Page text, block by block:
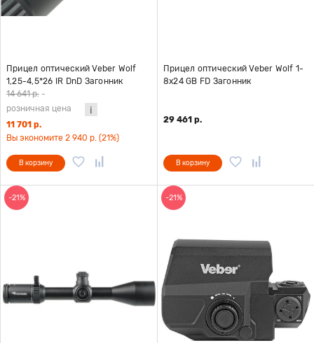
Прицел оптический Veber Wolf
1,25-4,5*26 IR DnD Загонник
14 641 р. -
розничная цена
11 701 р.
Вы экономите 2 940 р. (21%)
В корзину
Прицел оптический Veber Wolf 1-
8x24 GB FD Загонник
29 461 р.
В корзину
-21% -21%